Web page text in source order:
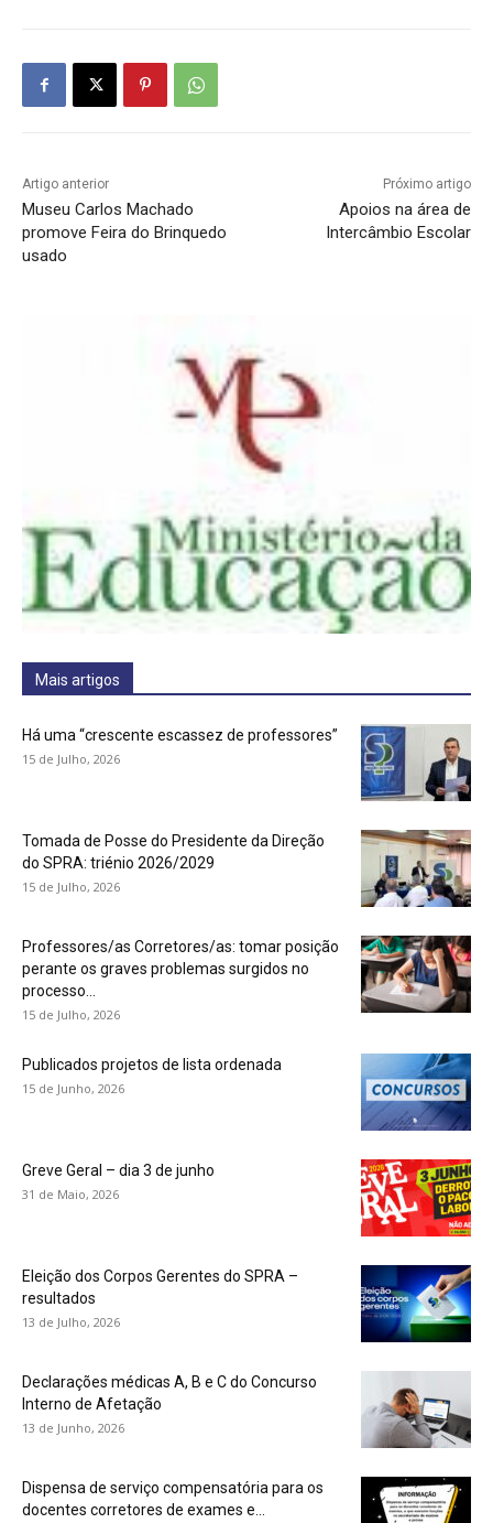
Artigo anterior
Museu Carlos Machado
promove Feira do Brinquedo
usado
Próximo artigo
Apoios na área de
Intercâmbio Escolar
Mais artigos
Há uma “crescente escassez de professores”
15 de Julho, 2026
Tomada de Posse do Presidente da Direção
do SPRA: triénio 2026/2029
15 de Julho, 2026
Professores/as Corretores/as: tomar posição
perante os graves problemas surgidos no
processo...
15 de Julho, 2026
Publicados projetos de lista ordenada
15 de Junho, 2026
Greve Geral – dia 3 de junho
31 de Maio, 2026
Eleição dos Corpos Gerentes do SPRA –
resultados
13 de Julho, 2026
Declarações médicas A, B e C do Concurso
Interno de Afetação
13 de Junho, 2026
Dispensa de serviço compensatória para os
docentes corretores de exames e...